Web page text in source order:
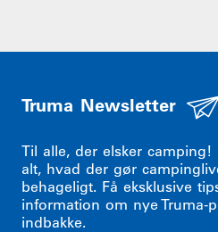
Truma Newsletter
Til alle, der elsker
alt, hvad der gør
behageligt. Få eksklusive
information om nye Truma-
indbakke.